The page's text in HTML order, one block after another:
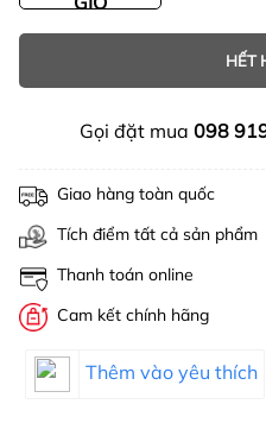
HẾT
Gọi đặt mua 098
Giao hàng toàn quốc
Tích điểm tất cả sản phẩm
Thanh toán online
Cam kết chính hãng
Thêm vào yêu thích